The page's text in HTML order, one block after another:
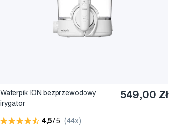
Waterpik ION bezprzewodowy
irygator
549,00 Zł
4,5/5 (44x)